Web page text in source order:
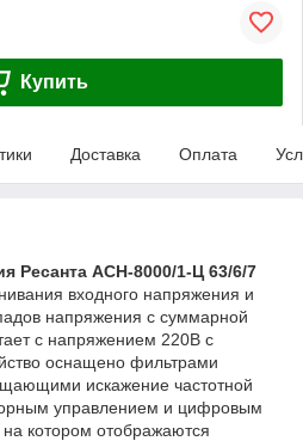
Купить
Доставка Оплата
Ресанта АСН-8000/1-Ц 63/6/7
входного напряжения и
напряжения с суммарной
с напряжением 220В с
оснащено фильтрами
искажение частотной
управлением и цифровым
котором отображаются